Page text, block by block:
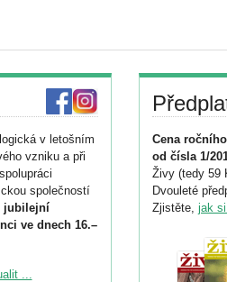
v letošním
vzniku a při
společností
jubilejní
ve dnech 16.–
konferenci
...
Cena
od čísla 1/
Živy (tedy 59
Dvouleté
Zjistěte, jak